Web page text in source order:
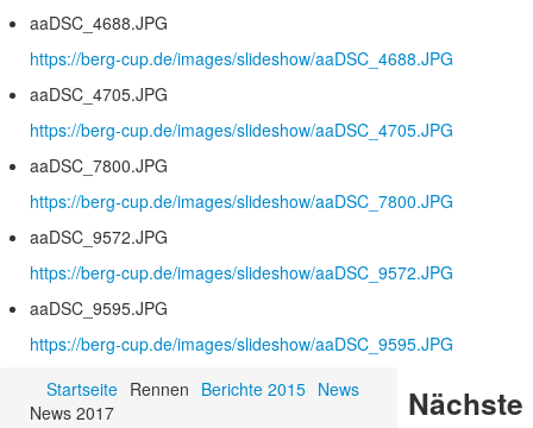
aaDSC_4688.JPG
https://berg-cup.de/images/slideshow/aaDSC_4688.JPG
aaDSC_4705.JPG
https://berg-cup.de/images/slideshow/aaDSC_4705.JPG
aaDSC_7800.JPG
https://berg-cup.de/images/slideshow/aaDSC_7800.JPG
aaDSC_9572.JPG
https://berg-cup.de/images/slideshow/aaDSC_9572.JPG
aaDSC_9595.JPG
https://berg-cup.de/images/slideshow/aaDSC_9595.JPG
Startseite Rennen Berichte 2015 News
News 2017
Nächste